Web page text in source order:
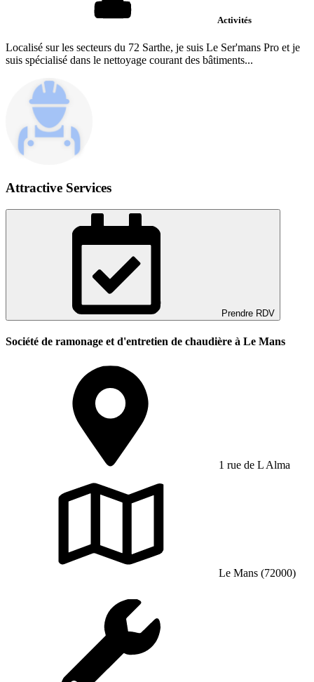
Activités
Localisé sur les secteurs du 72 Sarthe, je suis Le Ser'mans Pro et je
suis spécialisé dans le nettoyage courant des bâtiments...
Attractive Services
Prendre RDV
Société de ramonage et d'entretien de chaudière à Le Mans
1 rue de L Alma
Le Mans (72000)